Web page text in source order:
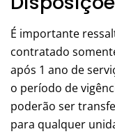
É importante
contratado
após 1 ano de
o período de
poderão ser
para qualquer